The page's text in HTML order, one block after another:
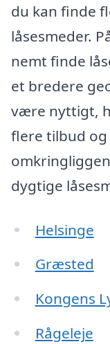
du kan finde
låsesmeder.
nemt finde
et bredere
være nyttigt,
flere tilbud og
dygtige
Helsinge
Græsted
Kongens
Rågeleje